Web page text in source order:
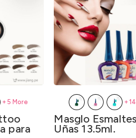
para
+5 More
Masglo
Uñas 13.5ml.